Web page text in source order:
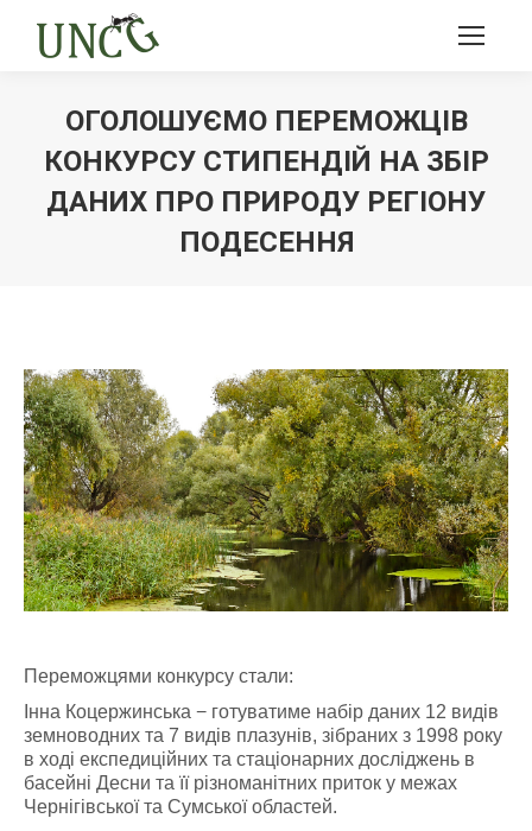
ОГОЛОШУЄМО ПЕРЕМОЖЦІВ
КОНКУРСУ СТИПЕНДІЙ НА ЗБІР
ДАНИХ ПРО ПРИРОДУ РЕГІОНУ
ПОДЕСЕННЯ
Переможцями конкурсу стали:
Інна Коцержинська − готуватиме набір даних 12 видів
земноводних та 7 видів плазунів, зібраних з 1998 року
в ході експедиційних та стаціонарних досліджень в
басейні Десни та її різноманітних приток у межах
Чернігівської та Сумської областей.